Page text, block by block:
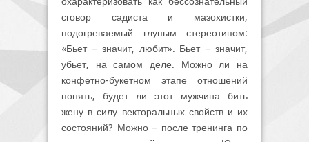
сговор садиста и мазохистки,
подогреваемый глупым стереотипом:
«Бьет – значит, любит». Бьет – значит,
убьет, на самом деле. Можно ли на
конфетно-букетном этапе отношений
понять, будет ли этот мужчина бить
жену в силу векторальных свойств и их
состояний? Можно – после тренинга по